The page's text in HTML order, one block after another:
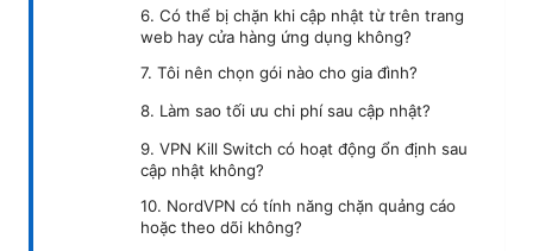
6. Có thể bị chặn khi cập nhật từ trên trang
web hay cửa hàng ứng dụng không?
7. Tôi nên chọn gói nào cho gia đình?
8. Làm sao tối ưu chi phí sau cập nhật?
9. VPN Kill Switch có hoạt động ổn định sau
cập nhật không?
10. NordVPN có tính năng chặn quảng cáo
hoặc theo dõi không?